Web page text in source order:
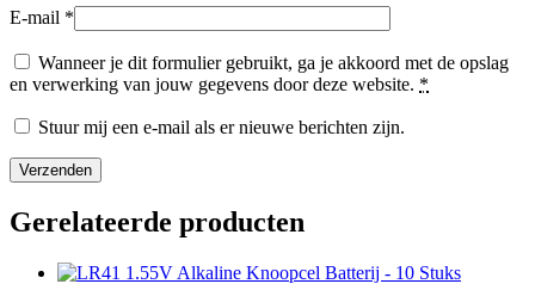
E-mail *
Wanneer je dit formulier gebruikt, ga je akkoord met de opslag
en verwerking van jouw gegevens door deze website. *
Stuur mij een e-mail als er nieuwe berichten zijn.
Gerelateerde producten